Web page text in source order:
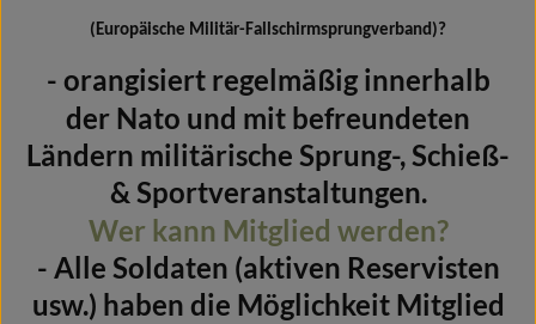
(Europäische Militär-Fallschirmsprungverband)?
- orangisiert regelmäßig innerhalb
der Nato und mit befreundeten
Ländern militärische Sprung-, Schieß-
& Sportveranstaltungen.
Wer kann Mitglied werden?
- Alle Soldaten (aktiven Reservisten
usw.) haben die Möglichkeit Mitglied